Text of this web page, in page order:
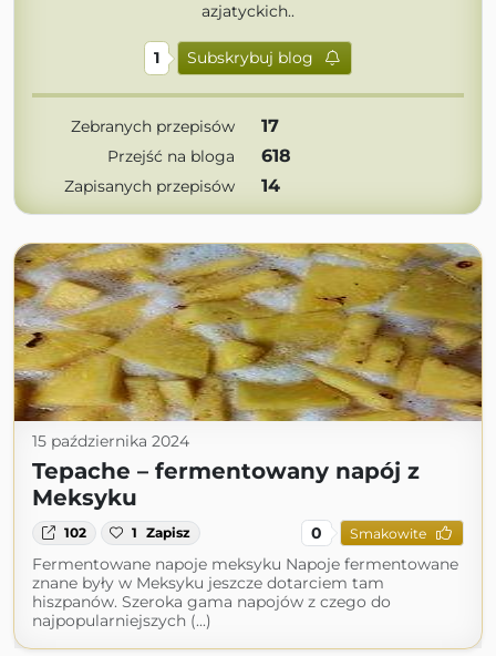
azjatyckich..
1 Subskrybuj blog
Zebranych przepisów 17
Przejść na bloga 618
Zapisanych przepisów 14
15 października 2024
Tepache – fermentowany napój z
Meksyku
102 1 Zapisz 0 Smakowite
Fermentowane napoje meksyku Napoje fermentowane
znane były w Meksyku jeszcze dotarciem tam
hiszpanów. Szeroka gama napojów z czego do
najpopularniejszych (...)